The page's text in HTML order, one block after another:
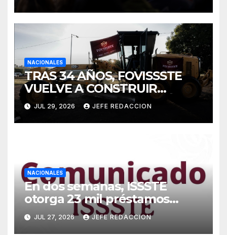
NACIONALES
TRAS 34 AÑOS, FOVISSSTE
VUELVE A CONSTRUIR
VIVIENDA: PRESIDENTA
CLAUDIA SHEINBAUM
ENCABEZA COLOCACIÓN DE
JUL 29, 2026 JEFE REDACCION
NACIONALES
En dos semanas, ISSSTE
otorga 23 mil préstamos
personales
JUL 27, 2026 JEFE REDACCION